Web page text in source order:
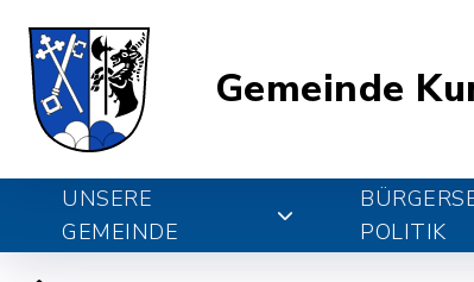
Gemeinde
UNSERE
GEMEINDE
POLITIK